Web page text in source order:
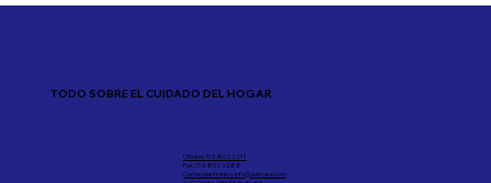
TODO SOBRE EL CUIDADO DEL HOGAR
Oficina: 713-802-1211
Fax: 713-802-1288
Correo electrónico: info@aahcare.com